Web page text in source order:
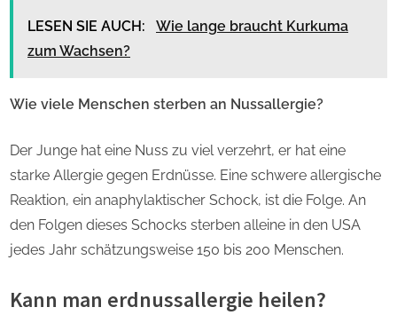
LESEN SIE AUCH:
Wie lange braucht Kurkuma
zum Wachsen?
Wie viele Menschen sterben an Nussallergie?
Der Junge hat eine Nuss zu viel verzehrt, er hat eine
starke Allergie gegen Erdnüsse. Eine schwere allergische
Reaktion, ein anaphylaktischer Schock, ist die Folge. An
den Folgen dieses Schocks sterben alleine in den USA
jedes Jahr schätzungsweise 150 bis 200 Menschen.
Kann man erdnussallergie heilen?